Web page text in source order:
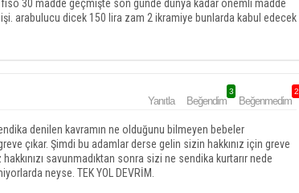
30 madde geçmişte son günde dünya kadar önemli madde
arabulucu dicek 150 lira zam 2 ikramiye bunlarda kabul edecek
Yanıtla Beğendim
3
Beğenmedim
2
denilen kavramın ne olduğunu bilmeyen bebeler
çıkar. Şimdi bu adamlar derse gelin sizin hakkınız için greve
savunmadıktan sonra sizi ne sendika kurtarır nede
neyse. TEK YOL DEVRİM.